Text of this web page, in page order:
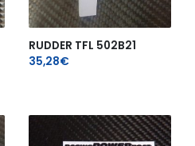
RUDDER TFL 502B21
35,28€